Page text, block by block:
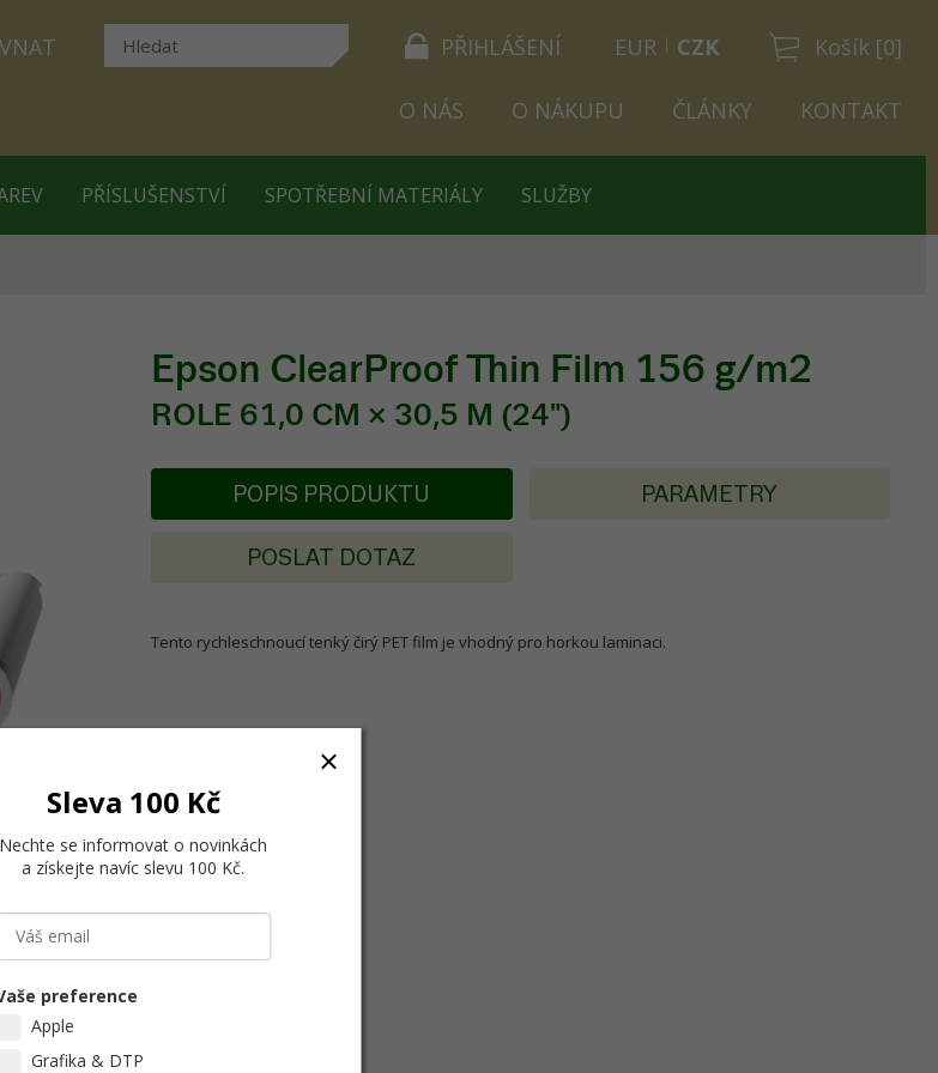
PŘIHLÁŠENÍ Košík [0]
EUR CZK
O NÁS O NÁKUPU ČLÁNKY KONTAKT
PŘÍSLUŠENSTVÍ SPOTŘEBNÍ MATERIÁLY SLUŽBY
Epson ClearProof Thin Film 156 g/m2
ROLE 61,0 CM × 30,5 M (24")
je
POPIS PRODUKTU PARAMETRY
POSLAT DOTAZ
Tento rychleschnoucí tenký čirý PET film je vhodný pro horkou laminaci.
Sleva 100 Kč
Nechte se informovat o novinkách
a získejte navíc slevu 100 Kč.
preference
Apple
Grafika & DTP